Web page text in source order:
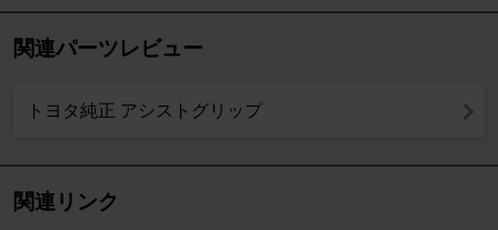
関連パーツレビュー
トヨタ純正 アシストグリップ
関連リンク